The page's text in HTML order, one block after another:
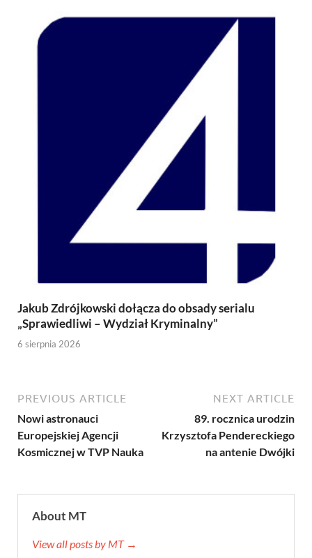
Jakub Zdrójkowski dołącza do obsady serialu
„Sprawiedliwi – Wydział Kryminalny”
6 sierpnia 2026
PREVIOUS ARTICLE
Nowi astronauci
Europejskiej Agencji
Kosmicznej w TVP Nauka
NEXT ARTICLE
89. rocznica urodzin
Krzysztofa Pendereckiego
na antenie Dwójki
About MT
View all posts by MT →